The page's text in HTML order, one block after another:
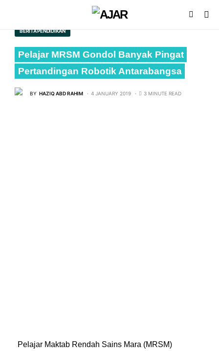
BERITA PENDIDIKAN
Pelajar MRSM Gondol Banyak Pingat
Pertandingan Robotik Antarabangsa
BY HAZIQ ABD RAHIM 4 JANUARY 2019 3 MINUTE READ
Pelajar Maktab Rendah Sains Mara (MRSM)